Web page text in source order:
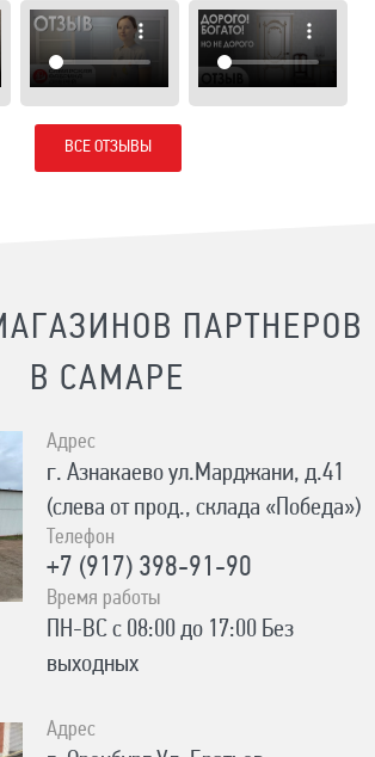
ВСЕ ОТЗЫВЫ
ПАРТНЕРОВ
В САМАРЕ
Адрес
г. Азнакаево ул.Марджани, д.41
(слева от прод., склада «Победа»)
Телефон
+7 (917) 398-91-90
Время работы
ПН-ВС с 08:00 до 17:00 Без
выходных
Адрес